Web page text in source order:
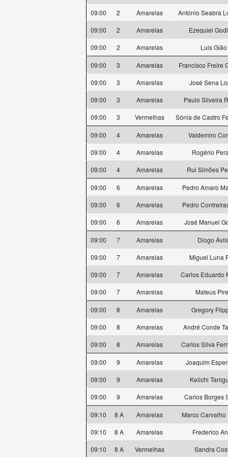
09:00
2 Amarelas
António Seabra
09:00
2 Amarelas
Ezequiel
09:00
2 Amarelas Luis Gião
09:00 3 Amarelas
Francisco Freire
09:00
3 Amarelas
José Sena
09:00
3 Amarelas
Paulo Silveira
09:00
3 Vermelhas Sónia de Castro
09:00 4 Amarelas
Valdemiro
09:00
4 Amarelas
Rogério
09:00
4 Amarelas Rui Simões
09:00 6 Amarelas
Pedro Amaro
09:00
6 Amarelas
Pedro
09:00
6 Amarelas José Manuel
09:00 7 Amarelas
Diogo
09:00
7 Amarelas
Miguel Luna
09:00
7 Amarelas
Carlos Eduardo
09:00
7 Amarelas Mateus
09:00 8 Amarelas
Gregory
09:00
8 Amarelas
André Conde
09:00
8 Amarelas Carlos Silva
09:00 9 Amarelas
Joaquim
09:00
9 Amarelas
Keiichi
09:00
9 Amarelas Carlos Borges
09:10 8 A Amarelas
Marco Carvalho
09:10
8 A Amarelas
Frederico
09:10
8 A Vermelhas Sandra